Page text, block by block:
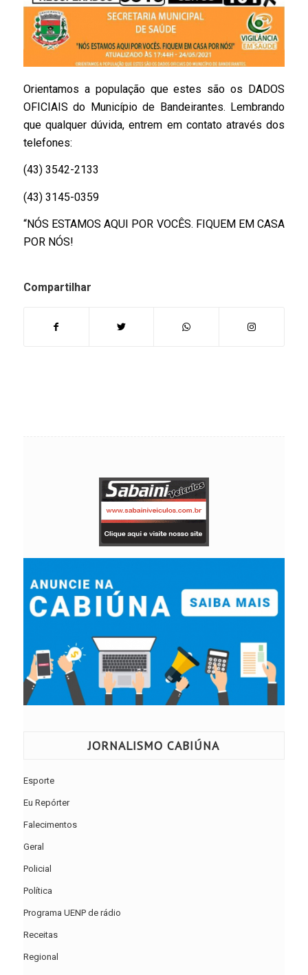
Orientamos a população que estes são os DADOS
OFICIAIS do Município de Bandeirantes. Lembrando
que qualquer dúvida, entrem em contato através dos
telefones:
(43) 3542-2133
(43) 3145-0359
“NÓS ESTAMOS AQUI POR VOCÊS. FIQUEM EM CASA
POR NÓS!
Compartilhar
JORNALISMO CABIÚNA
Esporte
Eu Repórter
Falecimentos
Geral
Policial
Política
Programa UENP de rádio
Receitas
Regional